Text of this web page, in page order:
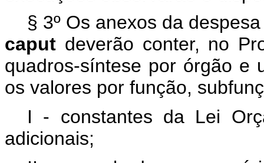
§ 3º Os anexos da
caput deverão conter, no
quadros-síntese por órgão e
os valores por função,
I - constantes da Lei
adicionais;